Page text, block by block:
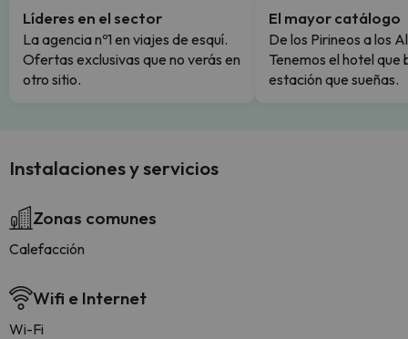
Líderes en el sector
La agencia nº1 en viajes de esquí.
Ofertas exclusivas que no verás en
otro sitio.
El mayor catálogo
De los Pirineos a los
Tenemos el hotel que
estación que sueñas.
Instalaciones y servicios
Zonas comunes
Calefacción
Wifi e Internet
Wi-Fi